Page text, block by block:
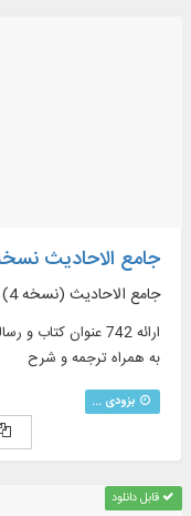
جامع الاحادیث نسخه 4 به همراه
جامع الاحادیث (نسخه 4) به همراه فلش
به همراه ترجمه و شرح
بزودی ...
قابل دانلود